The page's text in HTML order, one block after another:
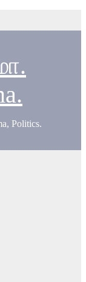
Politics.